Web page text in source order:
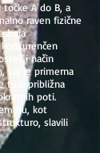
točke A do B, a
raven fizične
hoja
način
saj je primerna
tudi približna
poti.
kot
slavili